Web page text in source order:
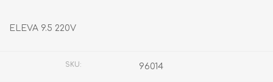
ELEVA 9.5 220V
SKU: 96014